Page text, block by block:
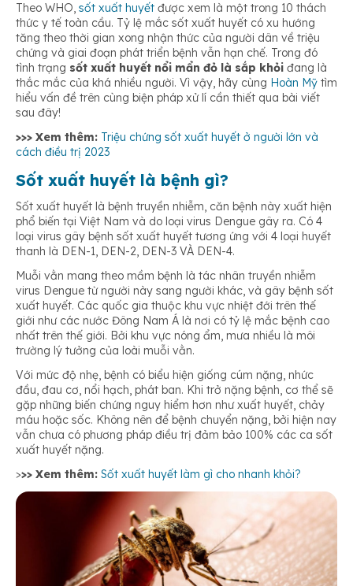
Không nên ra gió và tắm nước lạnh
Vệ sinh cơ thể, nhà cửa sạch sẽ
Tăng cường miễn dịch
Theo WHO, sốt xuất huyết được xem là một trong 10 thách
thức y tế toàn cầu. Tỷ lệ mắc sốt xuất huyết có xu hướng
tăng theo thời gian xong nhận thức của người dân về triệu
chứng và giai đoạn phát triển bệnh vẫn hạn chế. Trong đó
tình trạng sốt xuất huyết nổi mẩn đỏ là sắp khỏi đang là
thắc mắc của khá nhiều người. Vì vậy, hãy cùng Hoàn Mỹ tìm
hiểu vấn đề trên cùng biện pháp xử lí cần thiết qua bài viết
sau đây!
>>> Xem thêm: Triệu chứng sốt xuất huyết ở người lớn và
cách điều trị 2023
Sốt xuất huyết là bệnh gì?
Sốt xuất huyết là bệnh truyền nhiễm, căn bệnh này xuất hiện
phổ biến tại Việt Nam và do loại virus Dengue gây ra. Có 4
loại virus gây bệnh sốt xuất huyết tương ứng với 4 loại huyết
thanh là DEN-1, DEN-2, DEN-3 VÀ DEN-4.
Muỗi vằn mang theo mầm bệnh là tác nhân truyền nhiễm
virus Dengue từ người này sang người khác, và gây bệnh sốt
xuất huyết. Các quốc gia thuộc khu vực nhiệt đới trên thế
giới như các nước Đông Nam Á là nơi có tỷ lệ mắc bệnh cao
nhất trên thế giới. Bởi khu vực nóng ẩm, mưa nhiều là môi
trường lý tưởng của loài muỗi vằn.
Với mức độ nhẹ, bệnh có biểu hiện giống cúm nặng, nhức
đầu, đau cơ, nổi hạch, phát ban. Khi trở nặng bệnh, cơ thể sẽ
gặp những biến chứng nguy hiểm hơn như xuất huyết, chảy
máu hoặc sốc. Không nên để bệnh chuyển nặng, bởi hiện nay
vẫn chưa có phương pháp điều trị đảm bảo 100% các ca sốt
xuất huyết nặng.
>>> Xem thêm: Sốt xuất huyết làm gì cho nhanh khỏi?